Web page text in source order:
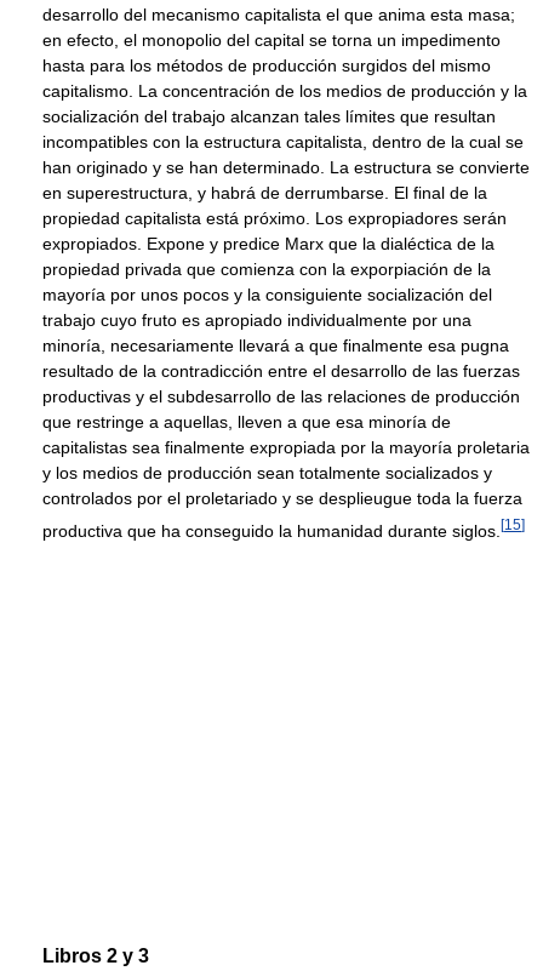
desarrollo del mecanismo capitalista el que anima esta masa;
en efecto, el monopolio del capital se torna un impedimento
hasta para los métodos de producción surgidos del mismo
capitalismo. La concentración de los medios de producción y la
socialización del trabajo alcanzan tales límites que resultan
incompatibles con la estructura capitalista, dentro de la cual se
han originado y se han determinado. La estructura se convierte
en superestructura, y habrá de derrumbarse. El final de la
propiedad capitalista está próximo. Los expropiadores serán
expropiados. Expone y predice Marx que la dialéctica de la
propiedad privada que comienza con la exporpiación de la
mayoría por unos pocos y la consiguiente socialización del
trabajo cuyo fruto es apropiado individualmente por una
minoría, necesariamente llevará a que finalmente esa pugna
resultado de la contradicción entre el desarrollo de las fuerzas
productivas y el subdesarrollo de las relaciones de producción
que restringe a aquellas, lleven a que esa minoría de
capitalistas sea finalmente expropiada por la mayoría proletaria
y los medios de producción sean totalmente socializados y
controlados por el proletariado y se desplieugue toda la fuerza
productiva que ha conseguido la humanidad durante siglos. [15]
Libros 2 y 3